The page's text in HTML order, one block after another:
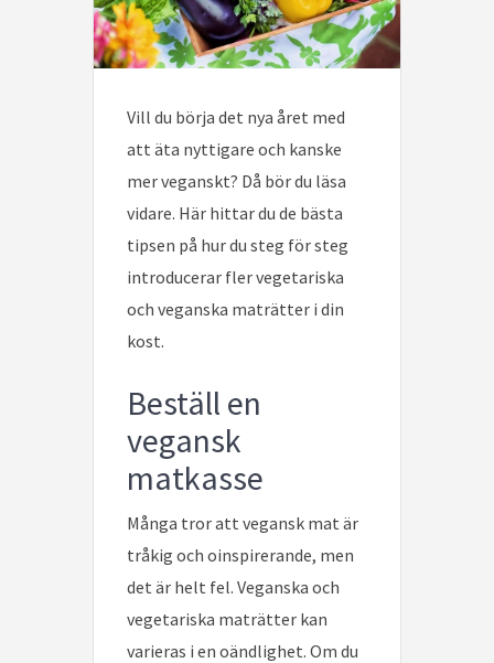
Vill du börja det nya året med
att äta nyttigare och kanske
mer veganskt? Då bör du läsa
vidare. Här hittar du de bästa
tipsen på hur du steg för steg
introducerar fler vegetariska
och veganska maträtter i din
kost.
Beställ en
vegansk
matkasse
Många tror att vegansk mat är
tråkig och oinspirerande, men
det är helt fel. Veganska och
vegetariska maträtter kan
varieras i en oändlighet. Om du